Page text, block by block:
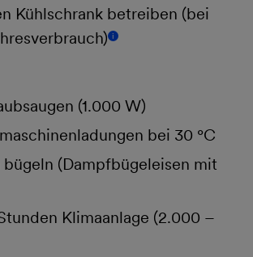
Kühlschrank betreiben (bei
i
(1.000 W)
bei 30 °C
(Dampfbügeleisen mit
Klimaanlage (2.000 –